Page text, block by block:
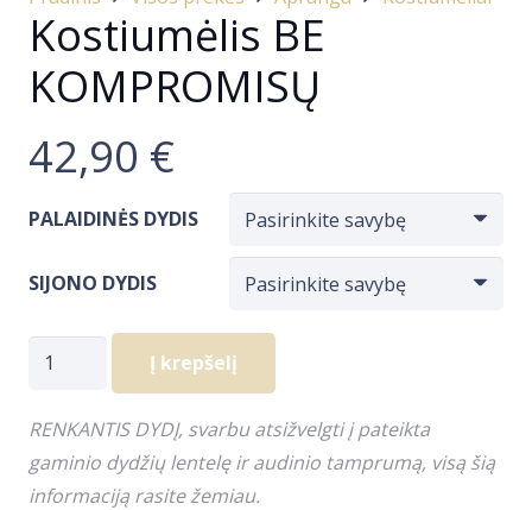
Kostiumėlis BE
KOMPROMISŲ
42,90 €
PALAIDINĖS DYDIS
SIJONO DYDIS
produkto
Kostiumėlis
KOMPROMISŲ
Į krepšelį
​RENKANTIS DYDĮ, svarbu atsižvelgti į pateikta
gaminio dydžių lentelę ir audinio tamprumą, visą šią
informaciją rasite žemiau.